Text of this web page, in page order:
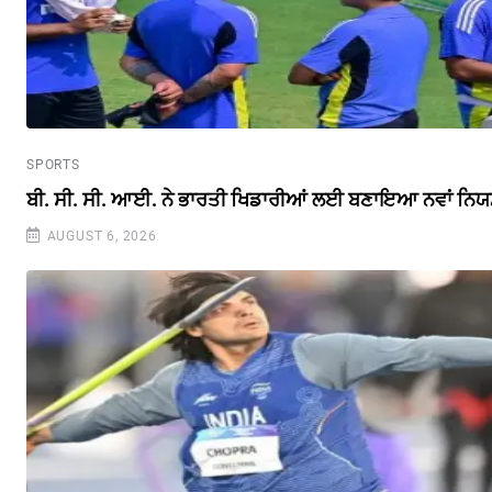
SPORTS
ਬੀ. ਸੀ. ਸੀ. ਆਈ. ਨੇ ਭਾਰਤੀ ਖਿਡਾਰੀਆਂ ਲਈ ਬਣਾਇਆ ਨਵਾਂ
AUGUST 6, 2026